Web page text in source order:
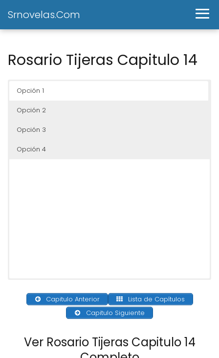
Srnovelas.Com
Rosario Tijeras Capitulo 14
Opción 1
Opción 2
Opción 3
Opción 4
Capitulo Anterior
Lista de Capítulos
Capitulo Siguiente
Ver Rosario Tijeras Capitulo 14